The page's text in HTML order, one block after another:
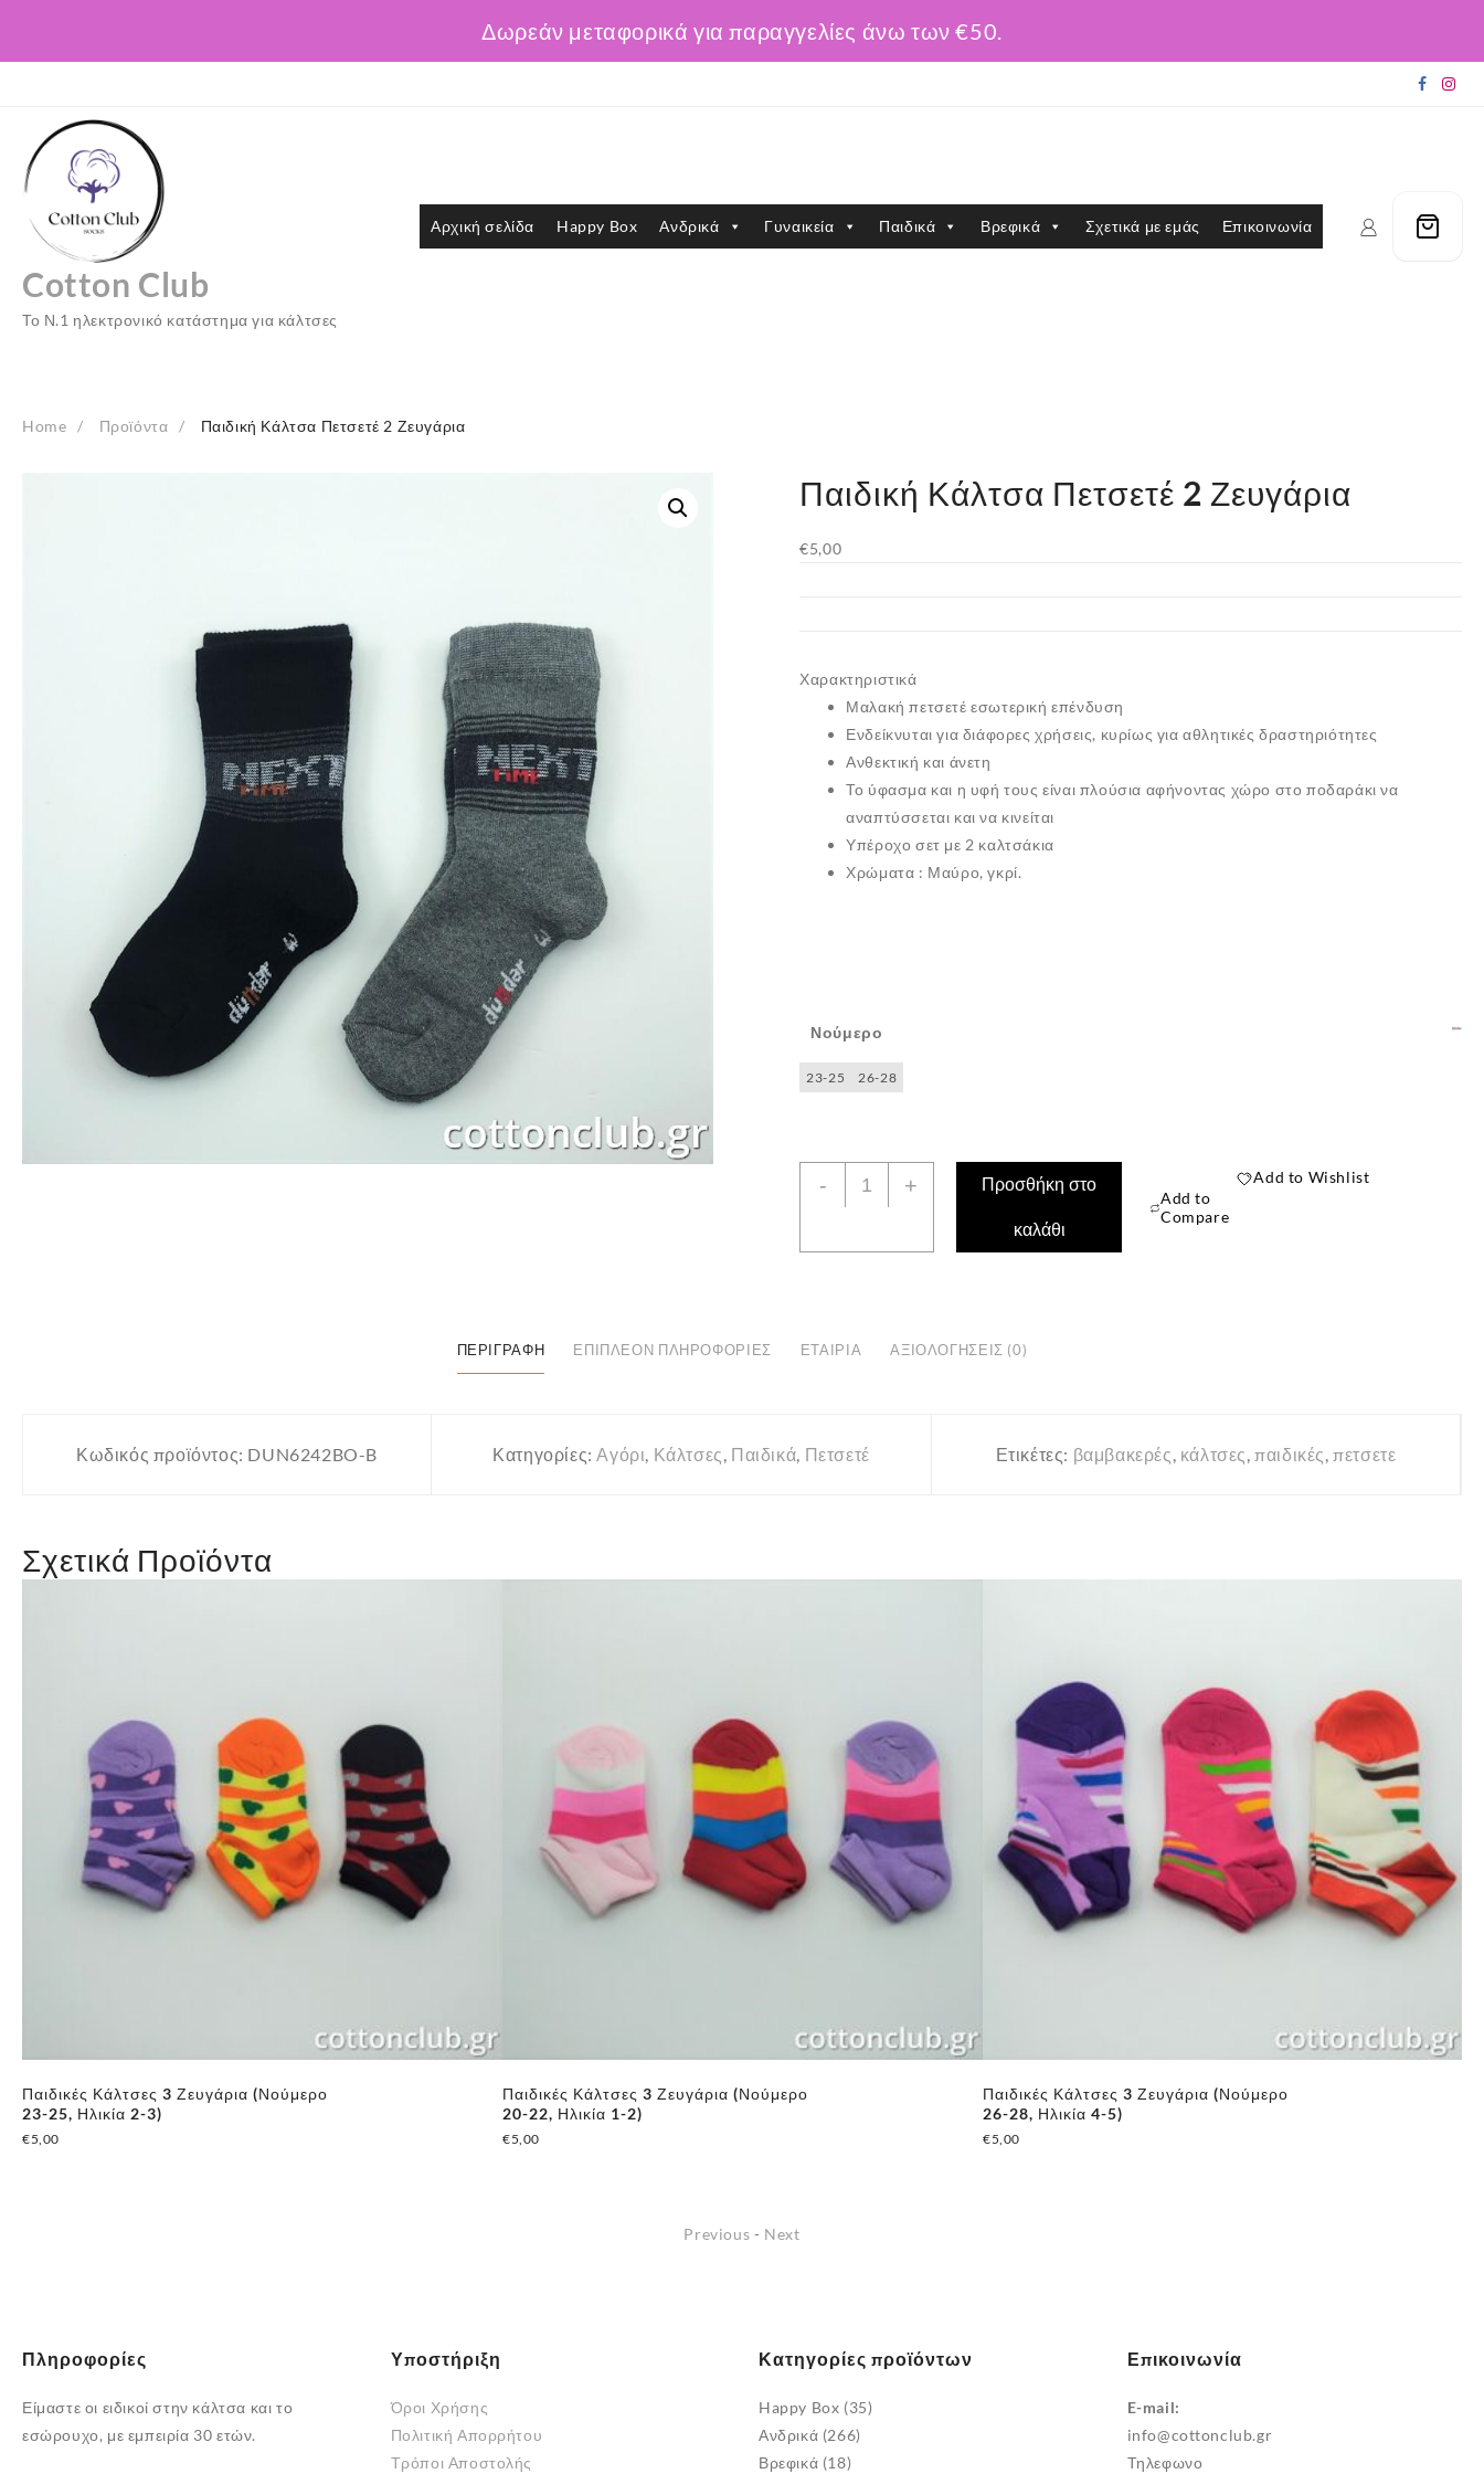
Δωρεάν μεταφορικά για παραγγελίες άνω των €50.
content
Cotton Club
Το Ν.1 ηλεκτρονικό κατάστημα για κάλτσες
Αρχική σελίδα Happy Box Ανδρικά Γυναικεία Παιδικά Βρεφικά Σχετικά με εμάς Επικοινωνία
Home Προϊόντα Παιδική Κάλτσα Πετσετέ 2 Ζευγάρια
Παιδική Κάλτσα Πετσετέ 2 Ζευγάρια
€5,00
Χαρακτηριστικά
Μαλακή πετσετέ εσωτερική επένδυση
Ενδείκνυται για διάφορες χρήσεις, κυρίως για αθλητικές δραστηριότητες
Ανθεκτική και άνετη
Το ύφασμα και η υφή τους είναι πλούσια αφήνοντας χώρο στο ποδαράκι να
αναπτύσσεται και να κινείται
Υπέροχο σετ με 2 καλτσάκια
Χρώματα : Μαύρο, γκρί.
Νούμερο
23-25 26-28
-
Παιδική
Κάλτσα
2
+ Προσθήκη στο
καλάθι
Add to
Compare
Add to Wishlist
ΠΕΡΙΓΡΑΦΉ ΕΠΙΠΛΈΟΝ ΠΛΗΡΟΦΟΡΊΕΣ ΕΤΑΙΡΊΑ ΑΞΙΟΛΟΓΉΣΕΙΣ (0)
Κωδικός προϊόντος: DUN6242BO-B Κατηγορίες:Αγόρι, Κάλτσες, Παιδικά, Πετσετέ Ετικέτες: βαμβακερές, κάλτσες,παιδικές,πετσετε
Σχετικά Προϊόντα
Παιδικές Κάλτσες 3 Ζευγάρια (Νούμερο
23-25, Ηλικία 2-3)
€5,00
Παιδικές Κάλτσες 3 Ζευγάρια (Νούμερο
20-22, Ηλικία 1-2)
€5,00
Παιδικές Κάλτσες 3 Ζευγάρια (Νούμερο
26-28, Ηλικία 4-5)
€5,00
Previous - Next
Πληροφορίες
Είμαστε οι ειδικοί στην κάλτσα και το
εσώρουχο, με εμπειρία 30 ετών.
Υποστήριξη
Όροι Χρήσης
Πολιτική Απορρήτου
Τρόποι Αποστολής
Κατηγορίες προϊόντων
Happy Box (35)
Ανδρικά (266)
Βρεφικά (18)
Επικοινωνία
E-mail:
info@cottonclub.gr
Τηλεφωνο